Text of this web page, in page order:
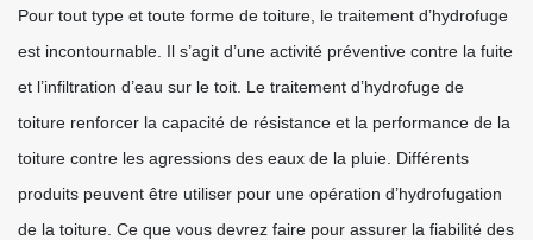
Pour tout type et toute forme de toiture, le traitement d’hydrofuge
est incontournable. Il s’agit d’une activité préventive contre la fuite
et l’infiltration d’eau sur le toit. Le traitement d’hydrofuge de
toiture renforcer la capacité de résistance et la performance de la
toiture contre les agressions des eaux de la pluie. Différents
produits peuvent être utiliser pour une opération d’hydrofugation
de la toiture. Ce que vous devrez faire pour assurer la fiabilité des